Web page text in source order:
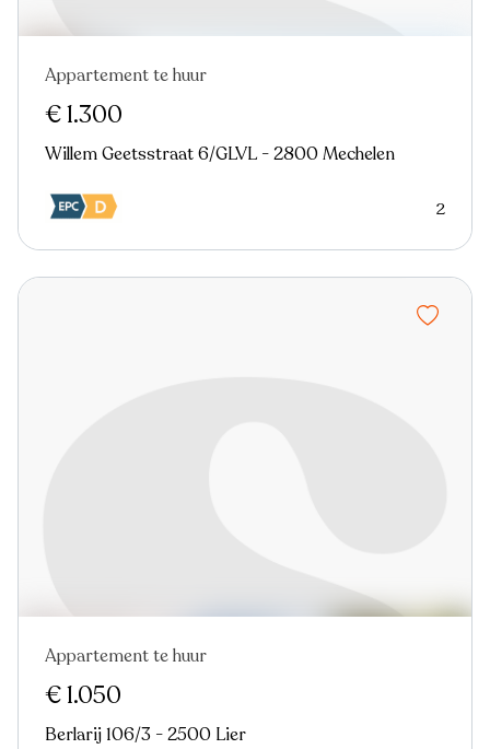
Nieuw
Appartement te huur
€ 1.300
Willem Geetsstraat 6/GLVL - 2800 Mechelen
2
Nieuw Virtual tour
Appartement te huur
€ 1.050
Berlarij 106/3 - 2500 Lier